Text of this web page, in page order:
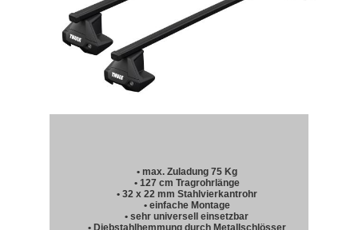
• max. Zuladung 75 Kg
• 127 cm Tragrohrlänge
• 32 x 22 mm Stahlvierkantrohr
• einfache Montage
• sehr universell einsetzbar
• Diebstahlhemmung durch Metallschlösser